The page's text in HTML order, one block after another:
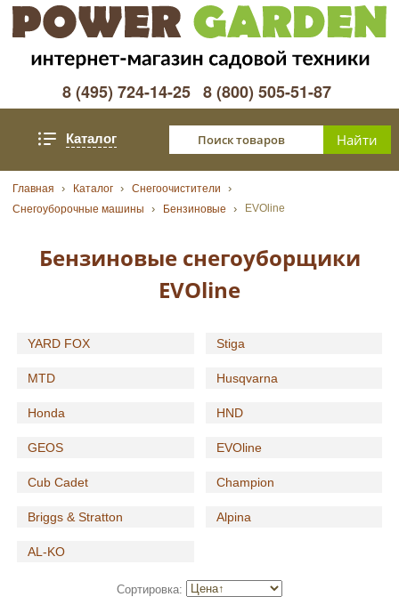
8 (495) 724-14-25 8 (800) 505-51-87
Каталог
Главная Каталог
Снегоочистители
Снегоуборочные машины
Бензиновые EVOline
Бензиновые снегоуборщики
EVOline
YARD FOX Stiga
MTD Husqvarna
Honda HND
GEOS EVOline
Cub Cadet Champion
Briggs & Stratton Alpina
AL-KO
Сортировка: